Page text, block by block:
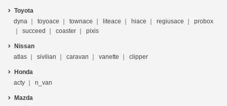
Toyota
dyna
toyoace townace liteace hiace regiusace
probox
succeed
coaster pixis
Nissan
atlas
sivilian caravan vanette clipper
Honda
acty
n_van
Mazda